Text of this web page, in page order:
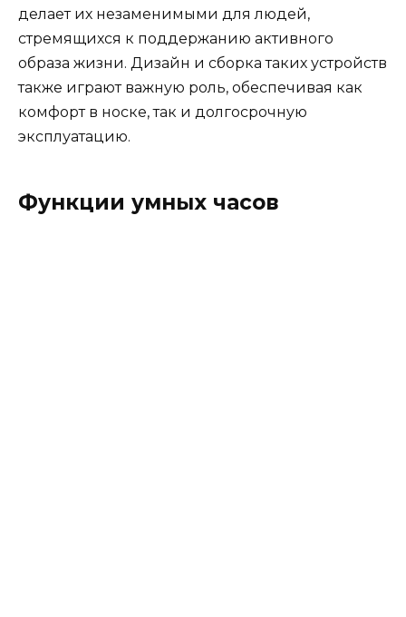
делает их незаменимыми для людей,
стремящихся к поддержанию активного
образа жизни. Дизайн и сборка таких устройств
также играют важную роль, обеспечивая как
комфорт в носке, так и долгосрочную
эксплуатацию.
Функции умных часов